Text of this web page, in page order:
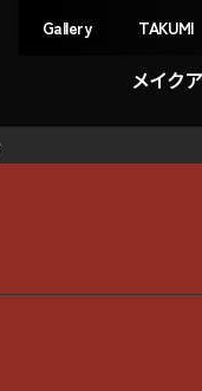
Gallery TAKUMI
メイク